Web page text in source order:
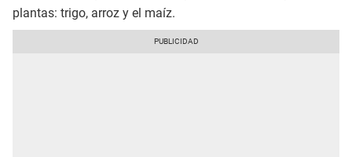
plantas: trigo, arroz y el maíz.